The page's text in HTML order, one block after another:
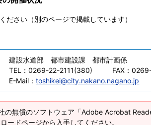
ださい（別のページで掲載しています）
建設水道部 都市建設課 都市計画係
TEL：0269-22-2111(380) FAX：
E-Mail：toshikei@city.nakano.nagano.jp
の無償のソフトウェア「Adobe Acrobat
ードページから入手してください。